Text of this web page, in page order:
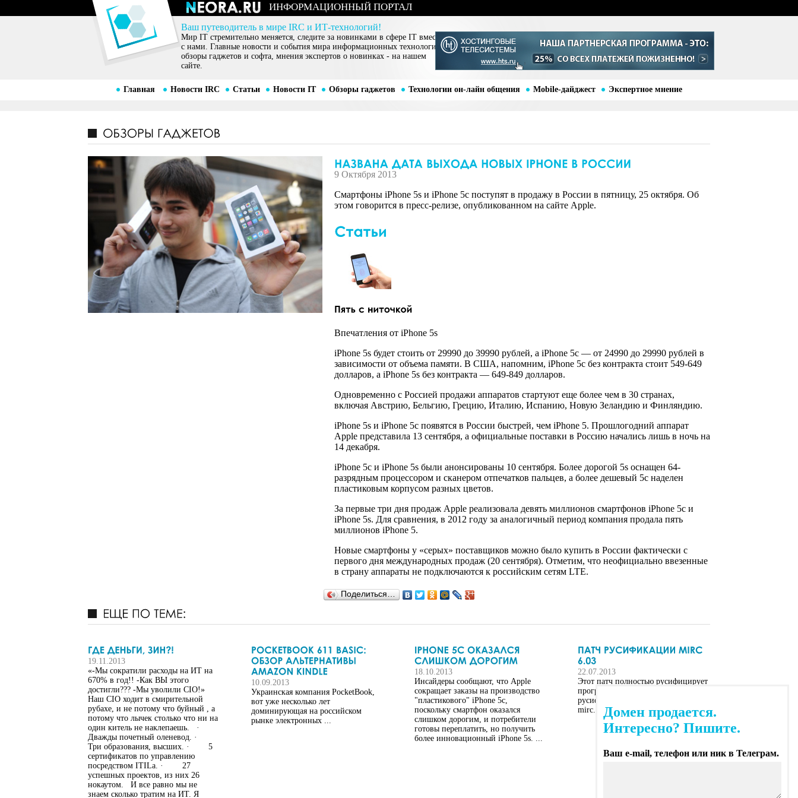
ИНФОРМАЦИОННЫЙ ПОРТАЛ
Ваш путеводитель в мире IRC и ИТ-технологий!
Мир IT стремительно меняется, следите за новинками в сфере IT вместе
с нами. Главные новости и события мира информационных технологий,
обзоры гаджетов и софта, мнения экспертов о новинках - на нашем
сайте.
Главная Новости IRC Статьи Новости IT Обзоры гаджетов Технологии он-лайн общения Mobile-дайджест Экспертное мнение
9 Октября 2013
Смартфоны iPhone 5s и iPhone 5c поступят в продажу в России в пятницу, 25 октября. Об
этом говорится в пресс-релизе, опубликованном на сайте Apple.
Впечатления от iPhone 5s
iPhone 5s будет стоить от 29990 до 39990 рублей, а iPhone 5c — от 24990 до 29990 рублей в
зависимости от объема памяти. В США, напомним, iPhone 5c без контракта стоит 549-649
долларов, а iPhone 5s без контракта — 649-849 долларов.
Одновременно с Россией продажи аппаратов стартуют еще более чем в 30 странах,
включая Австрию, Бельгию, Грецию, Италию, Испанию, Новую Зеландию и Финляндию.
iPhone 5s и iPhone 5c появятся в России быстрей, чем iPhone 5. Прошлогодний аппарат
Apple представила 13 сентября, а официальные поставки в Россию начались лишь в ночь на
14 декабря.
iPhone 5c и iPhone 5s были анонсированы 10 сентября. Более дорогой 5s оснащен 64-
разрядным процессором и сканером отпечатков пальцев, а более дешевый 5с наделен
пластиковым корпусом разных цветов.
За первые три дня продаж Apple реализовала девять миллионов смартфонов iPhone 5c и
iPhone 5s. Для сравнения, в 2012 году за аналогичный период компания продала пять
миллионов iPhone 5.
Новые смартфоны у «серых» поставщиков можно было купить в России фактически с
первого дня международных продаж (20 сентября). Отметим, что неофициально ввезенные
в страну аппараты не подключаются к российским сетям LTE.
Поделиться…
19.11.2013
«-Мы сократили расходы на ИТ на
670% в год!! -Как ВЫ этого
достигли??? -Мы уволили CIO!»
Наш CIO ходит в смирительной
рубахе, и не потому что буйный , а
потому что лычек столько что ни на
один китель не наклепаешь. ·
Дважды почетный оленевод. ·
Три образования, высших. · 5
сертификатов по управлению
посредством ITILа. · 27
успешных проектов, из них 26
нокаутом. И все равно мы не
знаем сколько тратим на ИТ. Я
10.09.2013
Украинская компания PocketBook,
вот уже несколько лет
доминирующая на российском
рынке электронных ...
18.10.2013
Инсайдеры сообщают, что Apple
сокращает заказы на производство
"пластикового" iPhone 5c,
поскольку смартфон оказался
слишком дорогим, и потребители
готовы переплатить, но получить
более инновационный iPhone 5s. ...
22.07.2013
Этот патч полностью русифицирует
программу mIRC версии 6.03. Для
русификации укажите путь к файлу
mirc.exeДомен продается.
Интересно? Пишите.
Ваш e-mail, телефон или ник в Телеграм.